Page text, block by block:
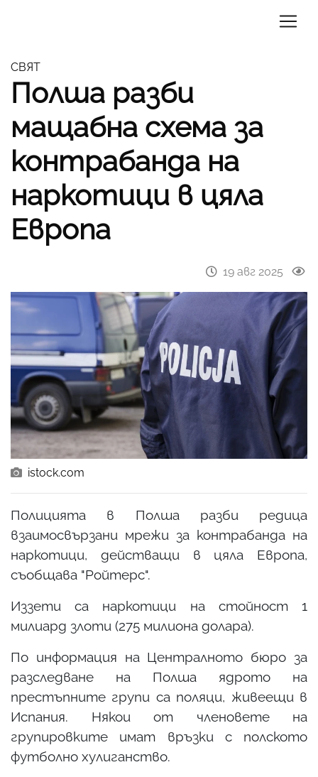
СВЯТ
Полша разби
мащабна схема за
контрабанда на
наркотици в цяла
Европа
19 авг 2025
istock.com
Полицията в Полша разби редица
взаимосвързани мрежи за контрабанда на
наркотици, действащи в цяла Европа,
съобщава "Ройтерс".
Иззети са наркотици на стойност 1
милиард злоти (275 милиона долара).
По информация на Централното бюро за
разследване на Полша ядрото на
престъпните групи са поляци, живеещи в
Испания. Някои от членовете на
групировките имат връзки с полското
футболно хулиганство.